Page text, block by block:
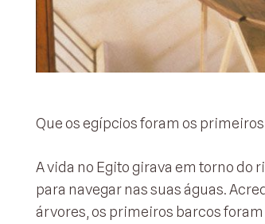
Que os egípcios foram os
A vida no Egito girava em torno do
para navegar nas suas águas.
árvores, os primeiros barcos